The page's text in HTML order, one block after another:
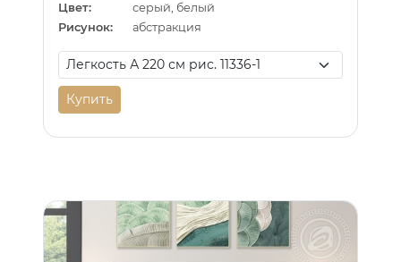
Цвет:
серый, белый
Рисунок:
абстракция
Купить